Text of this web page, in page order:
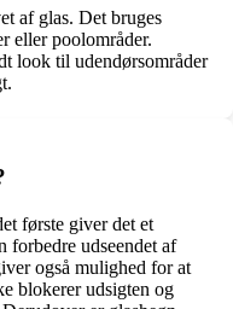
af glas. Det bruges
eller poolområder.
look til udendørsområder
første giver det et
forbedre udseendet af
også mulighed for at
blokerer udsigten og